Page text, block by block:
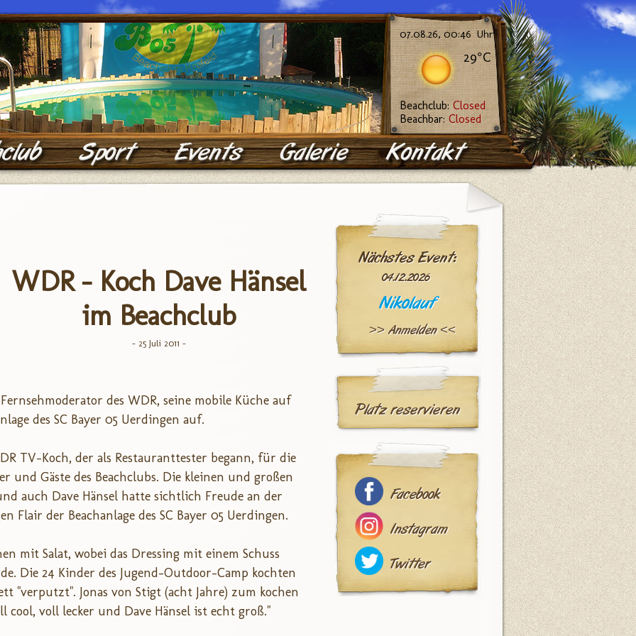
07.08.26, 00:46 Uhr:
29°C
Beachclub:Closed
Beachbar: Closed
WDR - Koch Dave Hänsel
im Beachclub
- 25 Juli 2011 -
des WDR, seine mobile Küche auf
des SC Bayer 05 Uerdingen auf.
TV-Koch, der als Restauranttester begann, für die
und Gäste des Beachclubs. Die kleinen und großen
auch Dave Hänsel hatte sichtlich Freude an der
Flair der Beachanlage des SC Bayer 05 Uerdingen.
mit Salat, wobei das Dressing mit einem Schuss
Die 24 Kinder des Jugend-Outdoor-Camp kochten
"verputzt". Jonas von Stigt (acht Jahre) zum kochen
cool, voll lecker und Dave Hänsel ist echt groß."
Nächstes Event:
04.12.2026
Nikolauf
>> Anmelden <<
Platz reservieren
Facebook
Instagram
Twitter